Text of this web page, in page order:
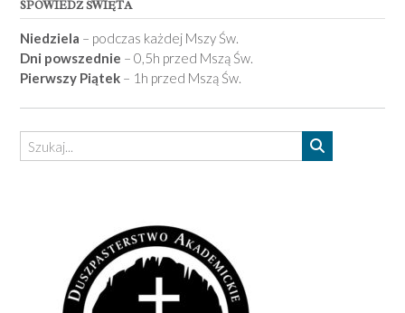
SPOWIEDŹ ŚWIĘTA
Niedziela – podczas każdej Mszy Św.
Dni powszednie – 0,5h przed Mszą Św.
Pierwszy Piątek – 1h przed Mszą Św.